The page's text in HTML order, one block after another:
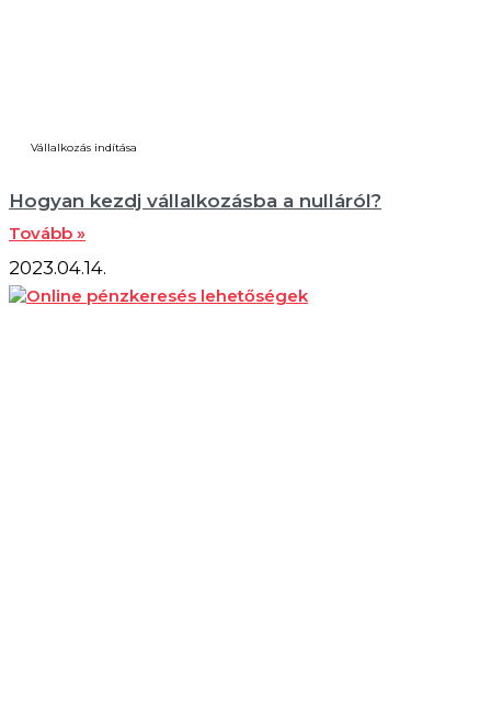
Vállalkozás indítása
Hogyan kezdj vállalkozásba a nulláról?
Tovább »
2023.04.14.